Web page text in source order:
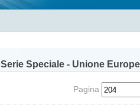
Serie Speciale - Unione
Pagina